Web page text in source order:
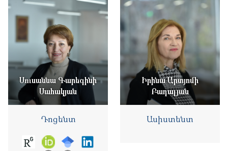
Սուսաննա Գարեգինի
Սահակյան
Դոցենտ
Իրինա Արտյոմի
Բադալյան
Ասիստենտ